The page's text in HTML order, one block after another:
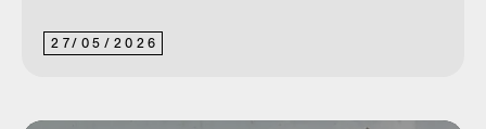
27/ 05/ 2026